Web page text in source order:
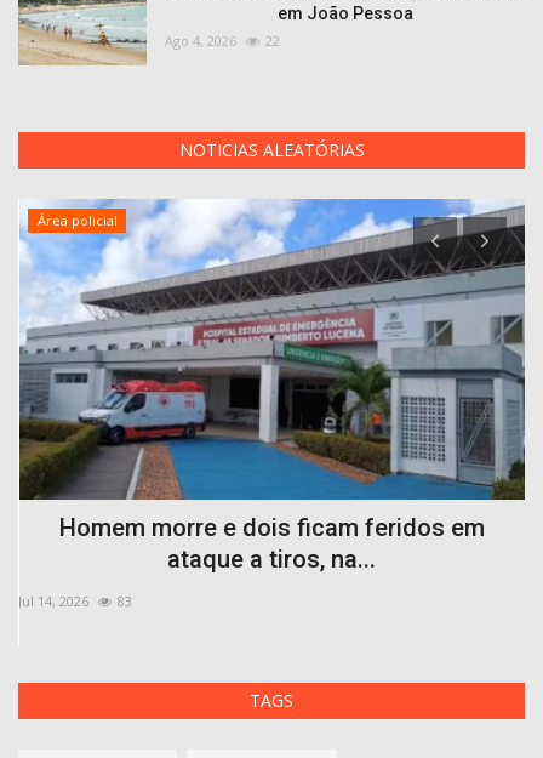
em João Pessoa
Ago 4, 2026 22
NOTICIAS ALEATÓRIAS
Área policial
Homem morre e dois ficam feridos em
ataque a tiros, na...
Jul 14, 2026 83
TAGS